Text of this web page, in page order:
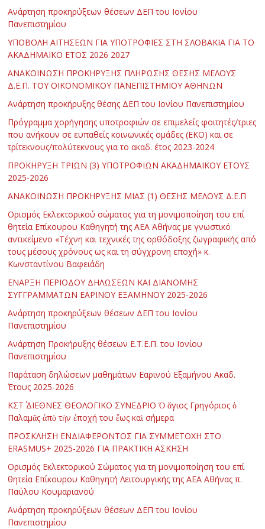
Ανάρτηση προκηρύξεων θέσεων ΔΕΠ του Ιονίου
Πανεπιστημίου
ΥΠΟΒΟΛΗ ΑΙΤΗΣΕΩΝ ΓΙΑ ΥΠΟΤΡΟΦΙΕΣ ΣΤΗ ΣΛΟΒΑΚΙΑ ΓΙΑ ΤΟ
ΑΚΑΔΗΜΑΪΚΟ ΕΤΟΣ 2026 2027
ΑΝΑΚΟΙΝΩΣΗ ΠΡΟΚΗΡΥΞΗΣ ΠΛΗΡΩΣΗΣ ΘΕΣΗΣ ΜΕΛΟΥΣ
Δ.Ε.Π. ΤΟΥ ΟΙΚΟΝΟΜΙΚΟΥ ΠΑΝΕΠΙΣΤΗΜΙΟΥ ΑΘΗΝΩΝ
Ανάρτηση προκήρυξης θέσης ΔΕΠ του Ιονίου Πανεπιστημίου
Πρόγραμμα χορήγησης υποτροφιών σε επιμελείς φοιτητές/τριες
που ανήκουν σε ευπαθείς κοινωνικές ομάδες (ΕΚΟ) και σε
τρίτεκνους/πολύτεκνους για το ακαδ. έτος 2023-2024
ΠΡΟΚΗΡΥΞΗ ΤΡΙΩΝ (3) ΥΠΟΤΡΟΦΙΩΝ ΑΚΑΔΗΜΑΪΚΟΥ ΕΤΟΥΣ
2025-2026
ΑΝΑΚΟΙΝΩΣΗ ΠΡΟΚΗΡΥΞΗΣ ΜΙΑΣ (1) ΘΕΣΗΣ ΜΕΛΟΥΣ Δ.Ε.Π
Ορισμός Εκλεκτορικού σώματος για τη μονιμοποίηση του επί
θητεία Επίκουρου Καθηγητή της ΑΕΑ Αθήνας με γνωστικό
αντικείμενο «Τέχνη και τεχνικές της ορθόδοξης ζωγραφικής από
τους μέσους χρόνους ως και τη σύγχρονη εποχή» κ.
Κωνσταντίνου Βαφειάδη
ΕΝΑΡΞΗ ΠΕΡΙΟΔΟΥ ΔΗΛΩΣΕΩΝ ΚΑΙ ΔΙΑΝΟΜΗΣ
ΣΥΓΓΡΑΜΜΑΤΩΝ ΕΑΡΙΝΟΥ ΕΞΑΜΗΝΟΥ 2025-2026
Ανάρτηση προκηρύξεων θέσεων ΔΕΠ του Ιονίου
Πανεπιστημίου
Ανάρτηση Προκήρυξης θέσεων Ε.Τ.Ε.Π. του Ιονίου
Πανεπιστημίου
Παράταση δηλώσεων μαθημάτων Εαρινού Εξαμήνου Ακαδ.
Έτους 2025-2026
ΚΣΤ΄ ΔΙΕΘΝΕΣ ΘΕΟΛΟΓΙΚΟ ΣΥΝΕΔΡΙΟ Ὁ ἅγιος Γρηγόριος ὁ
Παλαμᾶς ἀπὸ τὴν ἐποχή του ἕως καὶ σήμερα
ΠΡΟΣΚΛΗΣΗ ΕΝΔΙΑΦΕΡΟΝΤΟΣ ΓΙΑ ΣΥΜΜΕΤΟΧΗ ΣΤΟ
ERASMUS+ 2025-2026 ΓΙΑ ΠΡΑΚΤΙΚΗ ΑΣΚΗΣΗ
Ορισμός Εκλεκτορικού Σώματος για τη μονιμοποίηση του επί
θητεία Επίκουρου Καθηγητή Λειτουργικής της ΑΕΑ Αθήνας π.
Παύλου Κουμαριανού
Ανάρτηση προκηρύξεων θέσεων ΔΕΠ του Ιονίου
Πανεπιστημίου